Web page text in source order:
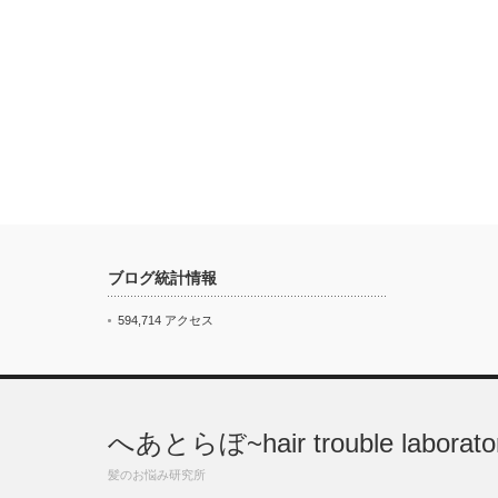
ブログ統計情報
594,714 アクセス
へあとらぼ~hair trouble
髪のお悩み研究所